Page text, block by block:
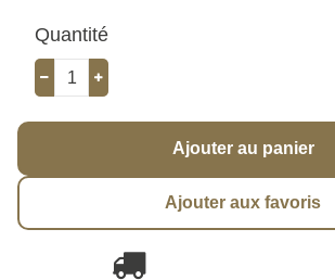
Quantité
Ajouter au panier
Ajouter aux favoris